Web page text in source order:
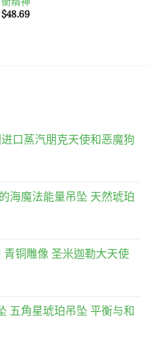
$48.69
口蒸汽朋克天使和恶魔狗
海魔法能量吊坠 天然琥珀
铜雕像 圣米迦勒大天使
五角星琥珀吊坠 平衡与和